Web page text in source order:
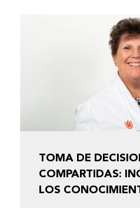
TOMA DE
COMPARTIDAS:
LOS